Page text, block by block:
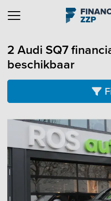
Navigation
2 Audi SQ7
beschikbaar